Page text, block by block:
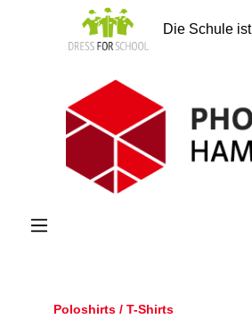
springen
Die Schule
Poloshirts / T-Shirts